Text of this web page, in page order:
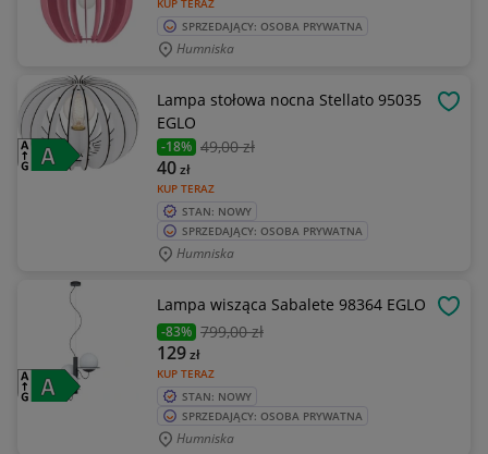
KUP TERAZ
SPRZEDAJĄCY: OSOBA PRYWATNA
Humniska
Lampa stołowa nocna Stellato 95035
EGLO
-18% 49,00 zł
KUP TERAZ
40zł
STAN: NOWY
SPRZEDAJĄCY: OSOBA PRYWATNA
Humniska
Lampa wisząca Sabalete 98364 EGLO
-83% 799,00 zł
KUP TERAZ
129zł
STAN: NOWY
SPRZEDAJĄCY: OSOBA PRYWATNA
Humniska